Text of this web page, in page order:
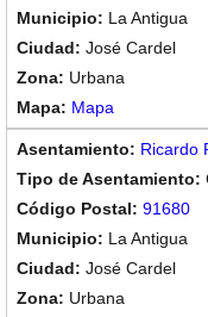
La Antigua
José Cardel
Urbana
Mapa
Ricardo
91680
La Antigua
José Cardel
Urbana